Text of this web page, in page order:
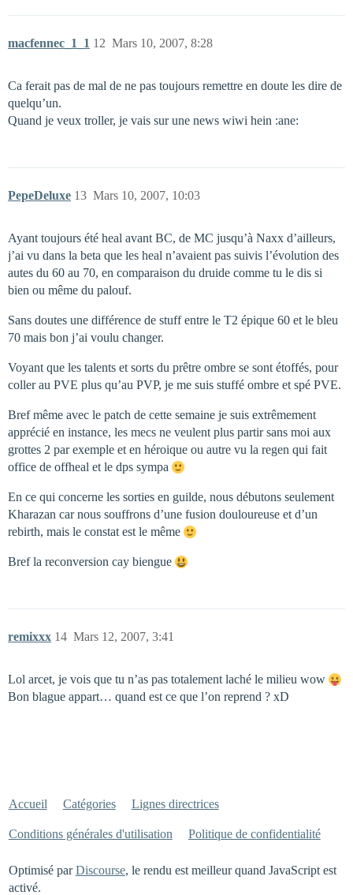
macfennec_1_1 Mars 10, 2007, 8:28
12
Ca ferait pas de mal de ne pas toujours remettre en doute les dire de
quelqu’un.
Quand je veux troller, je vais sur une news wiwi hein :ane:
PepeDeluxe Mars 10, 2007, 10:03
13
Ayant toujours été heal avant BC, de MC jusqu’à Naxx d’ailleurs,
j’ai vu dans la beta que les heal n’avaient pas suivis l’évolution des
autes du 60 au 70, en comparaison du druide comme tu le dis si
bien ou même du palouf.
Sans doutes une différence de stuff entre le T2 épique 60 et le bleu
70 mais bon j’ai voulu changer.
Voyant que les talents et sorts du prêtre ombre se sont étoffés, pour
coller au PVE plus qu’au PVP, je me suis stuffé ombre et spé PVE.
Bref même avec le patch de cette semaine je suis extrêmement
apprécié en instance, les mecs ne veulent plus partir sans moi aux
grottes 2 par exemple et en héroique ou autre vu la regen qui fait
office de offheal et le dps sympa
En ce qui concerne les sorties en guilde, nous débutons seulement
Kharazan car nous souffrons d’une fusion douloureuse et d’un
rebirth, mais le constat est le même
Bref la reconversion cay biengue
remixxx Mars 12, 2007, 3:41
14
Lol arcet, je vois que tu n’as pas totalement laché le milieu wow
Bon blague appart… quand est ce que l’on reprend ? xD
Accueil Catégories Lignes directrices
Conditions générales d'utilisation Politique de confidentialité
Optimisé parDiscourse, le rendu est meilleur quand JavaScript est
activé.